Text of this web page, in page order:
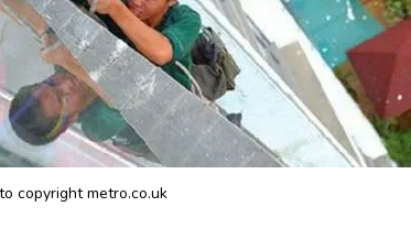
copyright metro.co.uk